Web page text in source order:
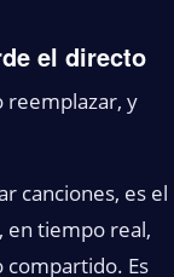
el directo
reemplazar, y
canciones, es el
en tiempo real,
compartido. Es